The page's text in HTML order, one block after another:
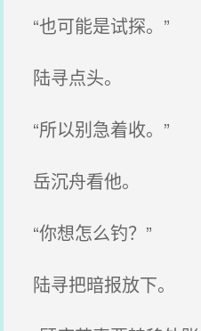
“也可能是试探。”
陆寻点头。
“所以别急着收。”
岳沉舟看他。
“你想怎么钓？”
陆寻把暗报放下。